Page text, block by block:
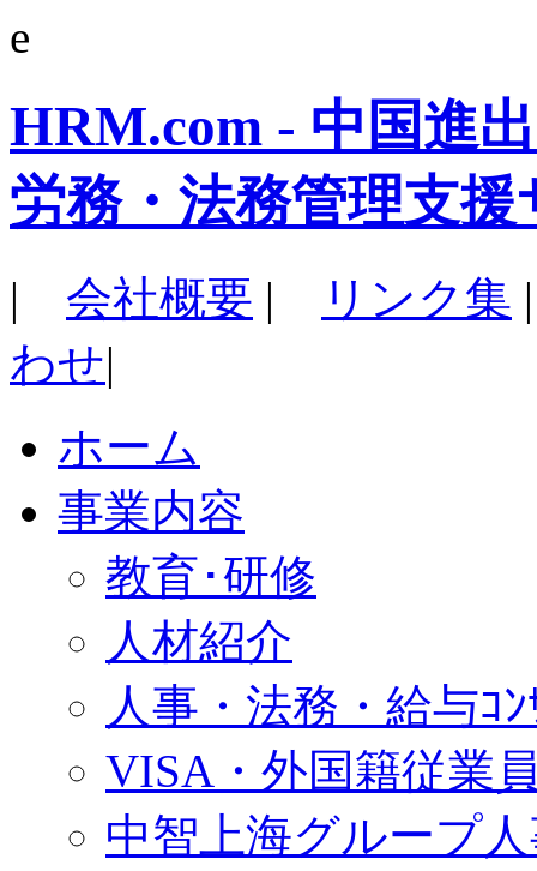
e
HRM.com - 中国進
労務・法務管理支援
| 会社概要 | リンク集
わせ|
ホーム
事業内容
教育･研修
人材紹介
人事・法務・給与ｺﾝ
VISA・外国籍従業
中智上海グループ